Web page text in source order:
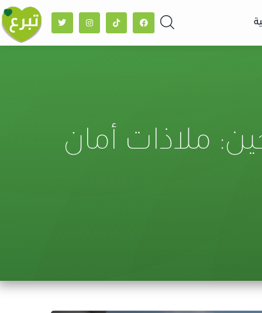
ملاذات أمان